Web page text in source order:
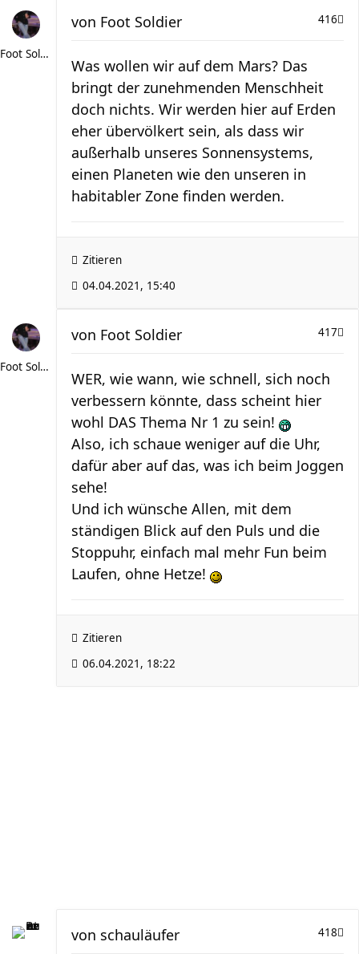
Foot Soldier
416
von Foot Soldier
Was wollen wir auf dem Mars? Das
bringt der zunehmenden Menschheit
doch nichts. Wir werden hier auf Erden
eher übervölkert sein, als dass wir
außerhalb unseres Sonnensystems,
einen Planeten wie den unseren in
habitabler Zone finden werden.
Zitieren
04.04.2021, 15:40
Foot Soldier
417
von Foot Soldier
WER, wie wann, wie schnell, sich noch
verbessern könnte, dass scheint hier
wohl DAS Thema Nr 1 zu sein!
Also, ich schaue weniger auf die Uhr,
dafür aber auf das, was ich beim Joggen
sehe!
Und ich wünsche Allen, mit dem
ständigen Blick auf den Puls und die
Stoppuhr, einfach mal mehr Fun beim
Laufen, ohne Hetze!
Zitieren
06.04.2021, 18:22
418
von schauläufer